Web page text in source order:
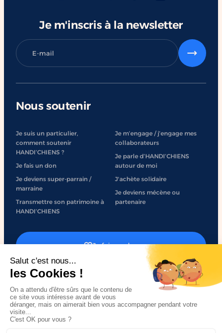
Je m'inscris à la newsletter
Nous soutenir
Je suis un particulier,
comment soutenir
HANDI’CHIENS ?
Je fais un don
Je deviens super-parrain /
marraine
Transmettre son patrimoine à
HANDI’CHIENS
Je m’engage / j’engage mes
collaborateurs
Je parle d’HANDI’CHIENS
autour de moi
J'achète solidaire
Je deviens mécène ou
partenaire
Je fais un don
J'engage mon entreprise